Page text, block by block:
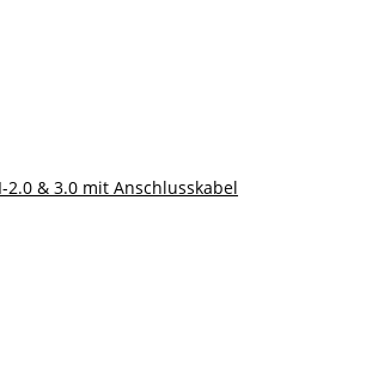
2.0 & 3.0 mit Anschlusskabel